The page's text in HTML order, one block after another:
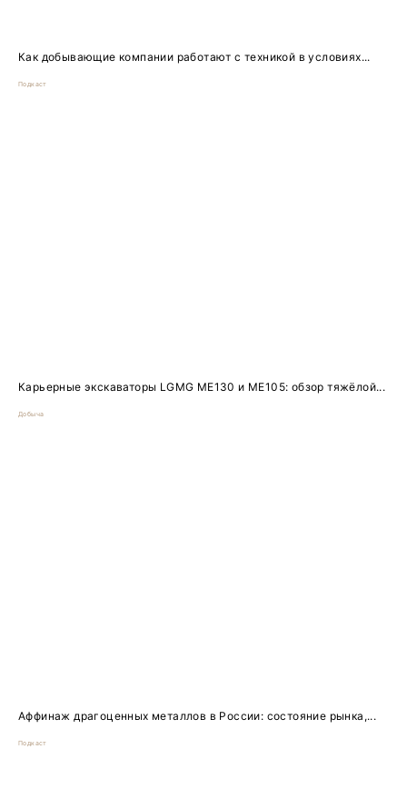
Как добывающие компании работают с техникой в условиях...
Подкаст
Карьерные экскаваторы LGMG ME130 и ME105: обзор тяжёлой...
Добыча
Аффинаж драгоценных металлов в России: состояние рынка,...
Подкаст